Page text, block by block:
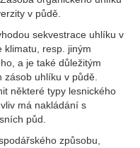
v půdě.
sekvestrace uhlíku v
klimatu, resp. jiným
a je také důležitým
uhlíku v půdě.
některé typy lesnického
má nakládání s
půd.
způsobu,